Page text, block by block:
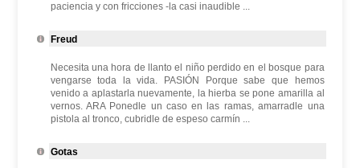
paciencia y con fricciones -la casi inaudible ...
Freud
Necesita una hora de llanto el niño perdido en el bosque para
vengarse toda la vida. PASIÓN Porque sabe que hemos
venido a aplastarla nuevamente, la hierba se pone amarilla al
vernos. ARA Ponedle un caso en las ramas, amarradle una
pistola al tronco, cubridle de espeso carmín ...
Gotas